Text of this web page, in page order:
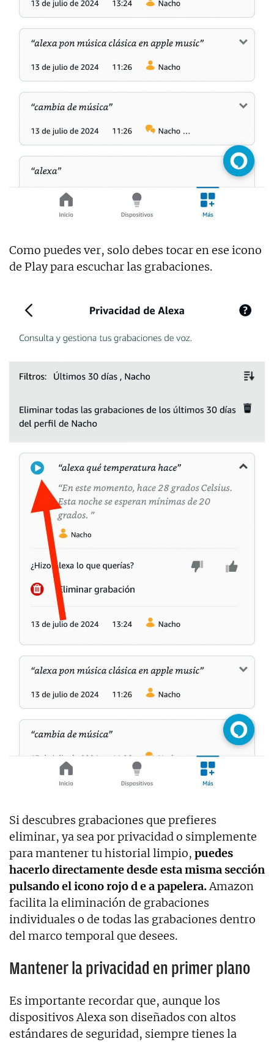
Como puedes ver, solo debes tocar en ese icono
de Play para escuchar las grabaciones.
Si descubres grabaciones que prefieres
eliminar, ya sea por privacidad o simplemente
para mantener tu historial limpio, puedes
hacerlo directamente desde esta misma sección
pulsando el icono rojo d e a papelera.Amazon
facilita la eliminación de grabaciones
individuales o de todas las grabaciones dentro
del marco temporal que desees.
Mantener la privacidad en primer plano
Es importante recordar que, aunque los
dispositivos Alexa son diseñados con altos
estándares de seguridad, siempre tienes la